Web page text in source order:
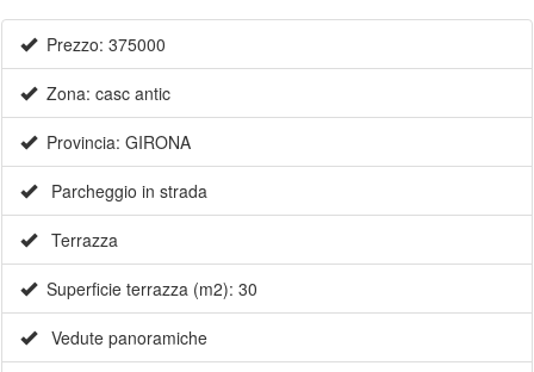
Prezzo: 375000
Zona: casc antic
Provincia: GIRONA
Parcheggio in strada
Terrazza
Superficie terrazza (m2): 30
Vedute panoramiche